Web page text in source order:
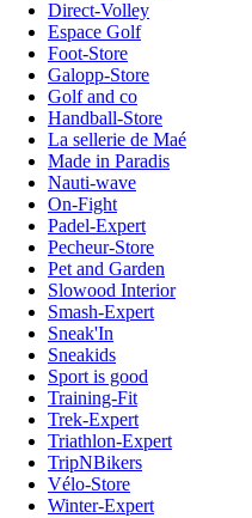
Direct-Volley
Espace Golf
Foot-Store
Galopp-Store
Golf and co
Handball-Store
La sellerie de Maé
Made in Paradis
Nauti-wave
On-Fight
Padel-Expert
Pecheur-Store
Pet and Garden
Slowood Interior
Smash-Expert
Sneak'In
Sneakids
Sport is good
Training-Fit
Trek-Expert
Triathlon-Expert
TripNBikers
Vélo-Store
Winter-Expert